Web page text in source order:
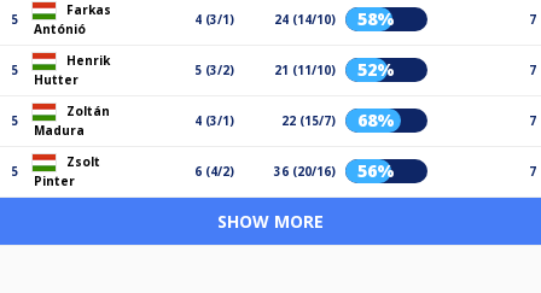
5
Farkas
Antónió
4 (3/1) 24 (14/10) 58% 7
5
Henrik
Hutter
5 (3/2) 21 (11/10) 52% 7
5
Zoltán
Madura
4 (3/1) 22 (15/7) 68% 7
5
Zsolt
Pinter
6 (4/2) 36 (20/16) 56% 7
SHOW MORE